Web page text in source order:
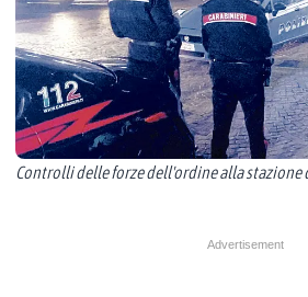
Controlli delle forze dell'ordine alla stazione